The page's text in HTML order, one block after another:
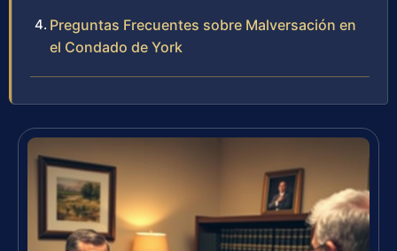
Preguntas Frecuentes sobre Malversación en
el Condado de York